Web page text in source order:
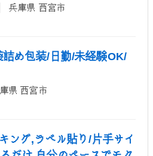
兵庫県 西宮市
め包装/日勤/未経験OK/
県 西宮市
ング,ラベル貼り/片手サイ